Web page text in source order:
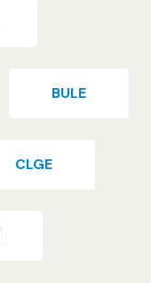
BULE
CLGE